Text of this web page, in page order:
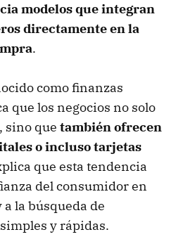
modelos que integran
directamente en la
.
como finanzas
que los negocios no solo
sino que también ofrecen
o incluso tarjetas
que esta tendencia
del consumidor en
la búsqueda de
y rápidas.